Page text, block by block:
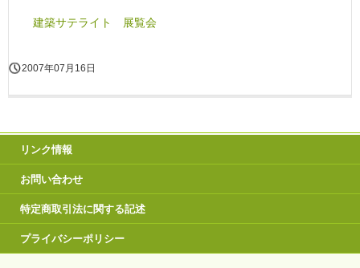
建築サテライト 展覧会
2007年07月16日
リンク情報
お問い合わせ
特定商取引法に関する記述
プライバシーポリシー